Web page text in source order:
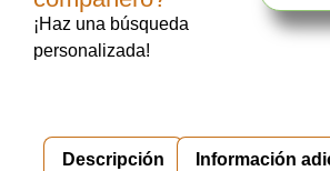
¡Haz una búsqueda
personalizada!
Descripción Información